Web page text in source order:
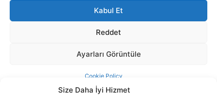
Size Daha İyi Hizmet